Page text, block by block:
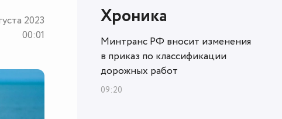
2023
00:01
Хроника
Минтранс РФ вносит изменения
в приказ по классификации
дорожных работ
09:20